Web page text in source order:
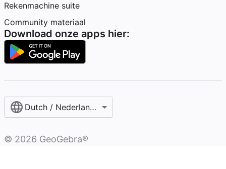
Rekenmachine suite
Community materiaal
Download onze apps hier:
Dutch / Nederlands‎ (Nederland)
© 2026 GeoGebra®